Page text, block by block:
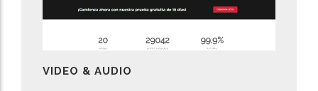
VIDEO & AUDIO